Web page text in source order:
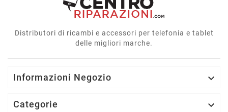
Distributori di ricambi e accessori per telefonia e tablet
delle migliori marche.
Informazioni Negozio 
Categorie 